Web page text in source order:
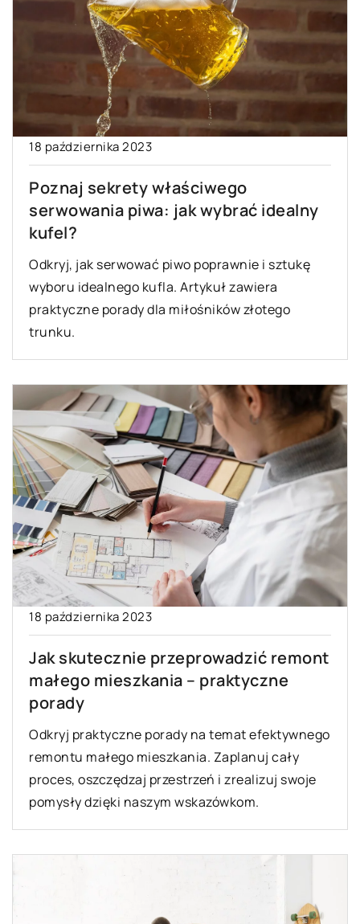
18 października 2023
Poznaj sekrety właściwego
serwowania piwa: jak wybrać idealny
kufel?
Odkryj, jak serwować piwo poprawnie i sztukę
wyboru idealnego kufla. Artykuł zawiera
praktyczne porady dla miłośników złotego
trunku.
18 października 2023
Jak skutecznie przeprowadzić remont
małego mieszkania – praktyczne
porady
Odkryj praktyczne porady na temat efektywnego
remontu małego mieszkania. Zaplanuj cały
proces, oszczędzaj przestrzeń i zrealizuj swoje
pomysły dzięki naszym wskazówkom.